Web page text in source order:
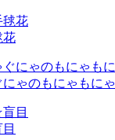
花
にゃのもにゃもにゃ